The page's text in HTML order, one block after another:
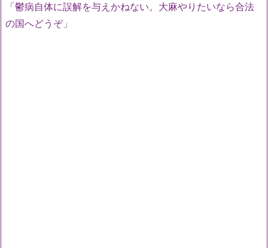
「鬱病自体に誤解を与えかねない。大麻やりたいなら合法
の国へどうぞ」